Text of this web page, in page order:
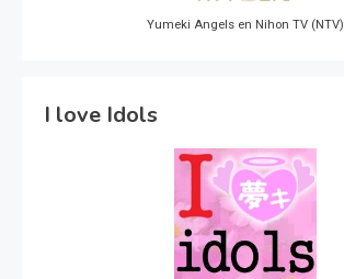
Yumeki Angels en Nihon TV (NTV)
I love Idols